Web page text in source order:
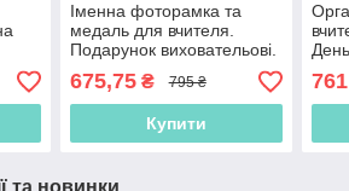
Іменна фоторамка та
медаль для вчителя.
Подарунок виховательові.
Подарок на День учителя.
Подарунок на 8 березня
675,75₴ 795 ₴
Купити